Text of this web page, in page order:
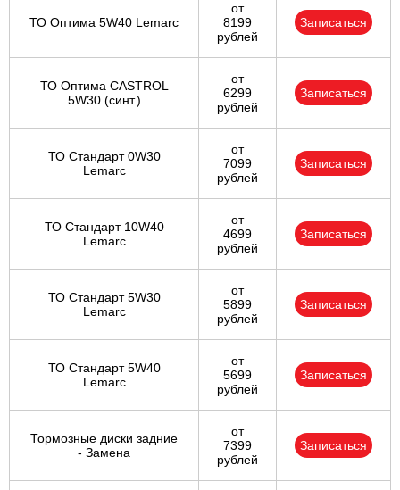
ТО Оптима 5W40 Lemarc
от
8199
рублей
Записаться
ТО Оптима CASTROL
5W30 (синт.)
от
6299
рублей
Записаться
ТО Стандарт 0W30
Lemarc
от
7099
рублей
Записаться
ТО Стандарт 10W40
Lemarc
от
4699
рублей
Записаться
ТО Стандарт 5W30
Lemarc
от
5899
рублей
Записаться
ТО Стандарт 5W40
Lemarc
от
5699
рублей
Записаться
Тормозные диски задние
- Замена
от
7399
рублей
Записаться